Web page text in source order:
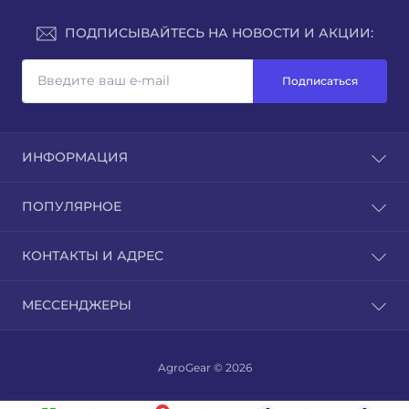
ПОДПИСЫВАЙТЕСЬ НА НОВОСТИ И АКЦИИ:
Подписаться
ИНФОРМАЦИЯ
Контакты
Карта сайта
Акции
ПОПУЛЯРНОЕ
Мотоблоки
Трактора
КОНТАКТЫ И АДРЕС
МЕССЕНДЖЕРЫ
AgroGear © 2026